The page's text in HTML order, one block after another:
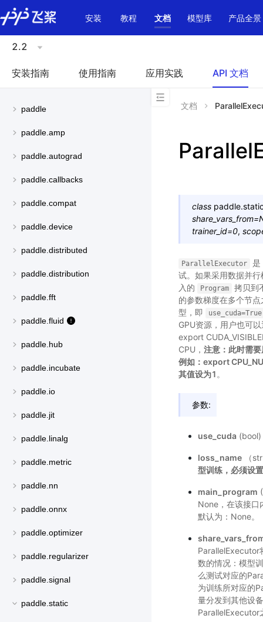
\u200E
安装
教程 文档 模型库 产品全景
2.2
安装指南 使用指南 应用实践 API 文档
paddle
paddle.amp
paddle.autograd
paddle.callbacks
paddle.compat
paddle.device
paddle.distributed
paddle.distribution
paddle.fft
paddle.fluid
paddle.hub
paddle.incubate
paddle.io
paddle.jit
paddle.linalg
paddle.metric
paddle.nn
paddle.onnx
paddle.optimizer
paddle.regularizer
paddle.signal
paddle.static
文档
class
share_vars_from=
trainer_id=0,
ParallelExecutor
是
试。如果采用数据并
入的
Program
拷贝到
的参数梯度在多个节
型，即
use_cuda=True
GPU资源，用户也可
export
CPU， 注意：此时需
例如：export
其值设为1 。
参数:
use_cuda(bool)
loss_name（str
型训练，必须设
main_program
None，在该接
默认为：None。
ParallelExecutor
数的情况：模型
么测试对应的
为训练所对应的
量分发到其他设
ParallelExecutor